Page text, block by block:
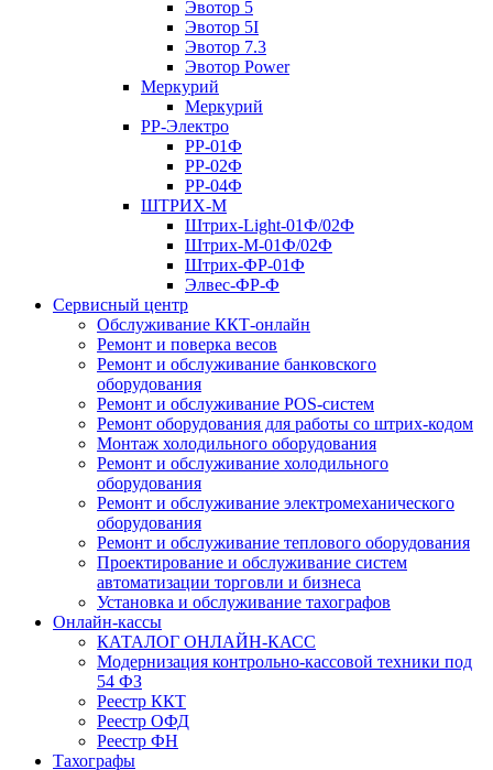
Эвотор 5
Эвотор 5I
Эвотор 7.3
Эвотор Power
Меркурий
Меркурий
РР-Электро
РР-01Ф
РР-02Ф
РР-04Ф
ШТРИХ-М
Штрих-Light-01Ф/02Ф
Штрих-М-01Ф/02Ф
Штрих-ФР-01Ф
Элвес-ФР-Ф
Сервисный центр
Обслуживание ККТ-онлайн
Ремонт и поверка весов
Ремонт и обслуживание банковского
оборудования
Ремонт и обслуживание POS-систем
Ремонт оборудования для работы со штрих-кодом
Монтаж холодильного оборудования
Ремонт и обслуживание холодильного
оборудования
Ремонт и обслуживание электромеханического
оборудования
Ремонт и обслуживание теплового оборудования
Проектирование и обслуживание систем
автоматизации торговли и бизнеса
Установка и обслуживание тахографов
Онлайн-кассы
КАТАЛОГ ОНЛАЙН-КАСС
Модернизация контрольно-кассовой техники под
54 ФЗ
Реестр ККТ
Реестр ОФД
Реестр ФН
Тахографы